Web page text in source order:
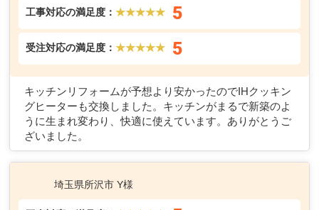
工事対応の満足度：★★★★★ 5
受注対応の満足度：★★★★★ 5
キッチンリフォームが予想より安かったのでIHクッキン
グヒーターも交換しました。キッチンがまるで新築のよ
うに生まれ変わり、快適に使えています。ありがとうご
ざいました。
埼玉県所沢市 Y様